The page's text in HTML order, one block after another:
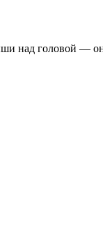
над головой —